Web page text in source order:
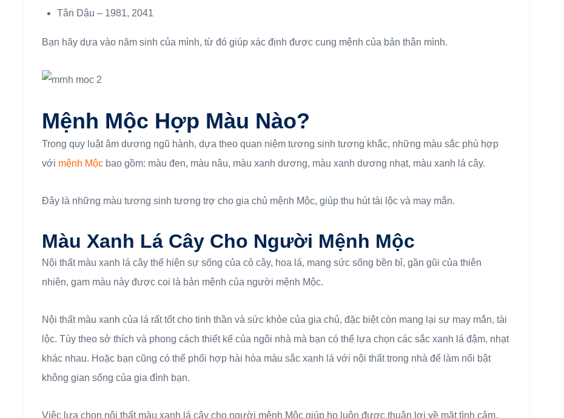
Tân Dậu – 1981, 2041
Bạn hãy dựa vào năm sinh của mình, từ đó giúp xác định được cung mệnh của bản thân mình.
Mệnh Mộc Hợp Màu Nào?
Trong quy luật âm dương ngũ hành, dựa theo quan niệm tương sinh tương khắc, những màu sắc phù hợp
với mệnh Mộc bao gồm: màu đen, màu nâu, màu xanh dương, màu xanh dương nhạt, màu xanh lá cây.
Đây là những màu tương sinh tương trợ cho gia chủ mệnh Mộc, giúp thu hút tài lộc và may mắn.
Màu Xanh Lá Cây Cho Người Mệnh Mộc
Nội thất màu xanh lá cây thể hiện sự sống của cỏ cây, hoa lá, mang sức sống bền bỉ, gần gũi của thiên
nhiên, gam màu này được coi là bản mệnh của người mệnh Mộc.
Nội thất màu xanh của lá rất tốt cho tinh thần và sức khỏe của gia chủ, đặc biệt còn mang lại sự may mắn, tài
lộc. Tùy theo sở thích và phong cách thiết kế của ngôi nhà mà bạn có thể lựa chọn các sắc xanh lá đậm, nhạt
khác nhau. Hoặc bạn cũng có thể phối hợp hài hòa màu sắc xanh lá với nội thất trong nhà để làm nổi bật
không gian sống của gia đình bạn.
Việc lựa chọn nội thất màu xanh lá cây cho người mệnh Mộc giúp họ luôn được thuận lợi về mặt tình cảm,